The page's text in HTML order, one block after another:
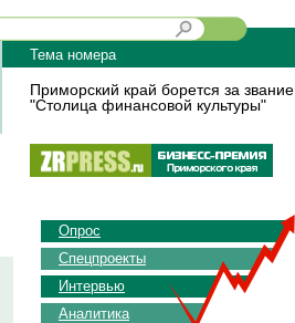
Тема номера
Приморский край борется за звание
"Столица финансовой культуры"
Опрос
Спецпроекты
Интервью
Аналитика